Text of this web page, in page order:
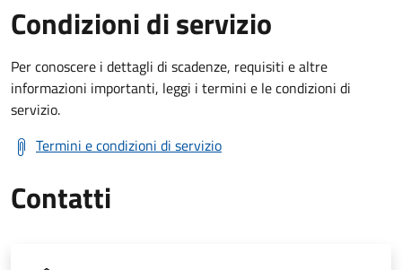
Condizioni di servizio
Per conoscere i dettagli di scadenze, requisiti e altre
informazioni importanti, leggi i termini e le condizioni di
servizio.
Termini e condizioni di servizio
Contatti